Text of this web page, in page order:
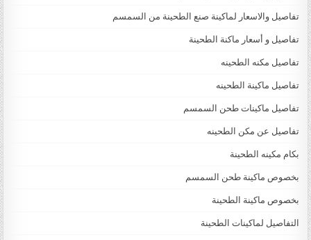
تفاصيل والاسعار لماكينة صنع الطحينة من السمسم
تفاصيل و أسعار ماكنة الطحينة
تفاصيل مكنه الطحينه
تفاصيل ماكينة الطحينه
تفاصيل ماكينات طحن السمسم
تفاصيل عن مكن الطحينه
بكام مكينه الطحينة
بخصوص ماكينة طحن السمسم
بخصوص ماكينة الطحينة
التفاصيل لماكينات الطحينة